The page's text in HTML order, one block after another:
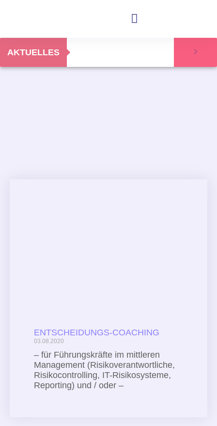
AKTUELLES
ENTSCHEIDUNGS-COACHING
03.08.2020
– für Führungskräfte im mittleren
Management (Risikoverantwortliche,
Risikocontrolling, IT-Risikosysteme,
Reporting) und / oder –